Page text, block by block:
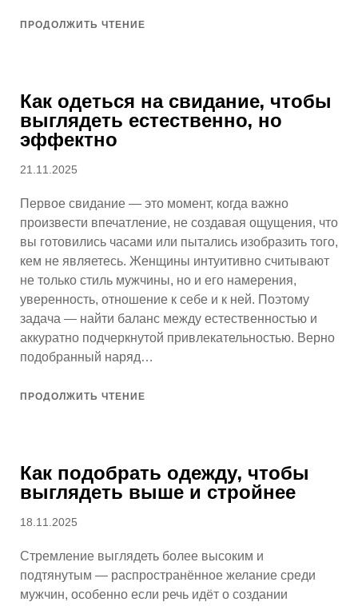
ПРОДОЛЖИТЬ ЧТЕНИЕ
Как одеться на свидание, чтобы
выглядеть естественно, но
эффектно
Опубликовано
21.11.2025
Первое свидание — это момент, когда важно
произвести впечатление, не создавая ощущения, что
вы готовились часами или пытались изобразить того,
кем не являетесь. Женщины интуитивно считывают
не только стиль мужчины, но и его намерения,
уверенность, отношение к себе и к ней. Поэтому
задача — найти баланс между естественностью и
аккуратно подчеркнутой привлекательностью. Верно
подобранный наряд…
ПРОДОЛЖИТЬ ЧТЕНИЕ
Как подобрать одежду, чтобы
выглядеть выше и стройнее
Опубликовано
18.11.2025
Стремление выглядеть более высоким и
подтянутым — распространённое желание среди
мужчин, особенно если речь идёт о создании